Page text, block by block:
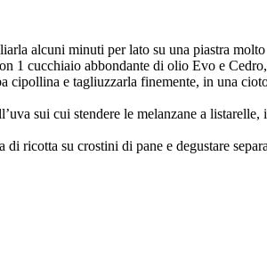
alcuni minuti per lato su una piastra molto
1 cucchiaio abbondante di olio Evo e
cipollina e tagliuzzarla finemente, in una
sui cui stendere le melanzane a
ricotta su crostini di pane e degustare